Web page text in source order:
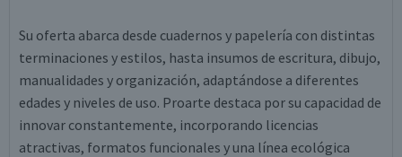
Su oferta abarca desde cuadernos y papelería con distintas
terminaciones y estilos, hasta insumos de escritura, dibujo,
manualidades y organización, adaptándose a diferentes
edades y niveles de uso. Proarte destaca por su capacidad de
innovar constantemente, incorporando licencias
atractivas, formatos funcionales y una línea ecológica